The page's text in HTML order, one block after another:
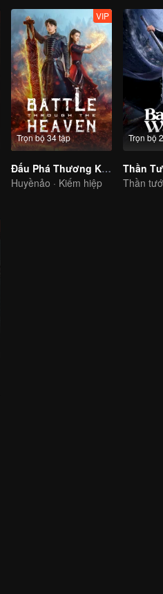
Trọn bộ 34 tập
VIP
Đấu Phá Thương Khung: Thiếu Niên Trở Về
Huyềnảo · Kiếm hiệp
Trọn bộ